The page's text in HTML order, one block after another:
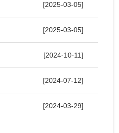
[2025-03-05]
[2025-03-05]
[2024-10-11]
[2024-07-12]
[2024-03-29]